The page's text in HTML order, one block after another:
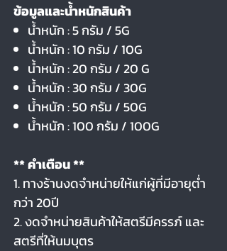
ข้อมูลและน้ำหนักสินค้า
น้ำหนัก : 5 กรัม / 5G
น้ำหนัก : 10 กรัม / 10G
น้ำหนัก : 20 กรัม / 20 G
น้ำหนัก : 30 กรัม / 30G
น้ำหนัก : 50 กรัม / 50G
น้ำหนัก : 100 กรัม / 100G
** คำเตือน **
1. ทางร้านงดจำหน่ายให้แก่ผู้ที่มีอายุต่ำ
กว่า 20ปี
2. งดจำหน่ายสินค้าให้สตรีมีครรภ์ และ
สตรีที่ให้นมบุตร